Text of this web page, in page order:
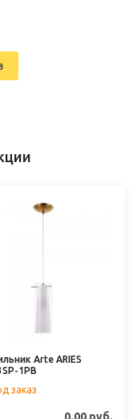
Arte ARIES
1PB
заказ